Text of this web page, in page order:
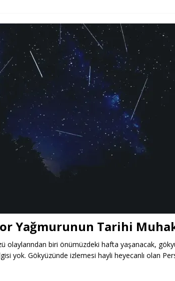
Yağmurunun Tarihi
olaylarından biri önümüzdeki hafta yaşanacak,
yok. Gökyüzünde izlemesi hayli heyecanlı olan